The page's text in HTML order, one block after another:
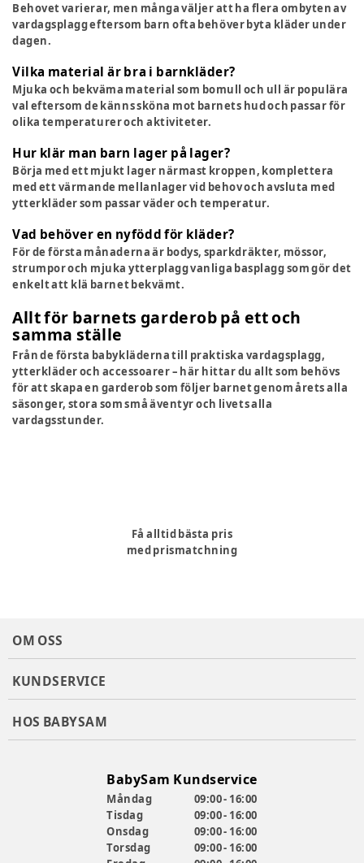
Behovet varierar, men många väljer att ha flera ombyten av
vardagsplagg eftersom barn ofta behöver byta kläder under
dagen.
Vilka material är bra i barnkläder?
Mjuka och bekväma material som bomull och ull är populära
val eftersom de känns sköna mot barnets hud och passar för
olika temperaturer och aktiviteter.
Hur klär man barn lager på lager?
Börja med ett mjukt lager närmast kroppen, komplettera
med ett värmande mellanlager vid behov och avsluta med
ytterkläder som passar väder och temperatur.
Vad behöver en nyfödd för kläder?
För de första månaderna är bodys, sparkdräkter, mössor,
strumpor och mjuka ytterplagg vanliga basplagg som gör det
enkelt att klä barnet bekvämt.
Allt för barnets garderob på ett och
samma ställe
Från de första babykläderna till praktiska vardagsplagg,
ytterkläder och accessoarer – här hittar du allt som behövs
för att skapa en garderob som följer barnet genom årets alla
säsonger, stora som små äventyr och livets alla
vardagsstunder.
Få alltid bästa pris
med prismatchning
OM OSS
KUNDSERVICE
HOS BABYSAM
BabySam Kundservice
Måndag
09:00 - 16:00
Tisdag
09:00 - 16:00
Onsdag
09:00 - 16:00
Torsdag
09:00 - 16:00